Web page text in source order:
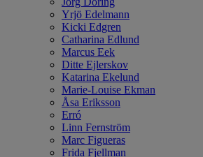
Yrjö Edelmann
Kicki Edgren
Catharina Edlund
Marcus Eek
Ditte Ejlerskov
Katarina Ekelund
Marie-Louise Ekman
Åsa Eriksson
Erró
Linn Fernström
Marc Figueras
Frida Fjellman